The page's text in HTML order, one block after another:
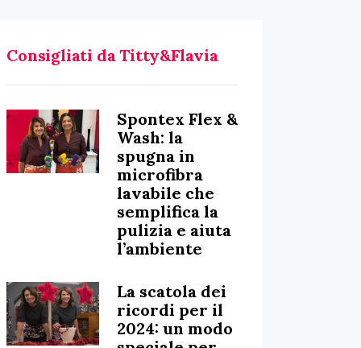
Consigliati da Titty&Flavia
Spontex Flex &
Wash: la
spugna in
microfibra
lavabile che
semplifica la
pulizia e aiuta
l’ambiente
La scatola dei
ricordi per il
2024: un modo